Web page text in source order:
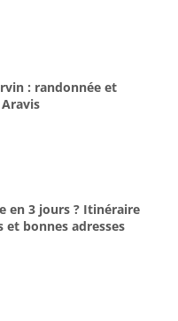
: randonnée et
en 3 jours ? Itinéraire
et bonnes adresses